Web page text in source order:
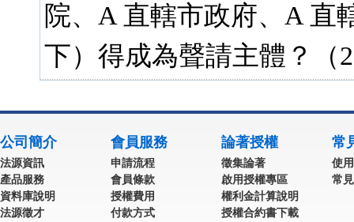
院、A 直轄市政府、A 直
下）得成為聲請主體？（
公司簡介
法源資訊
產品服務
資料庫說明
法源徵才
會員服務
申請流程
會員條款
授權費用
付款方式
論著授權
徵集論著
啟用授權專區
權利金計算說明
授權合約書下載
常
使
常